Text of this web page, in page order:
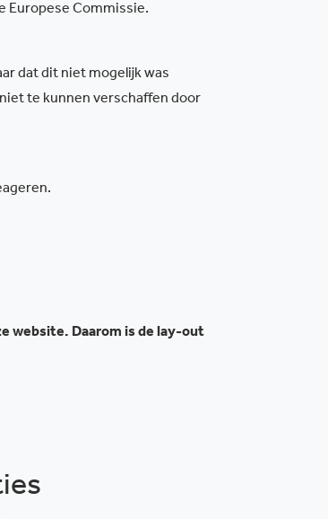
Europese Commissie.
dat dit niet mogelijk was
te kunnen verschaffen door
website. Daarom is de lay-out